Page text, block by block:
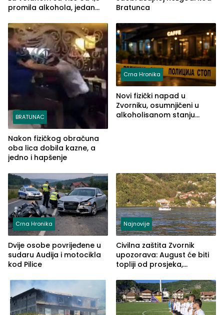
promila alkohola, jedan
Bratunca
BRATUNAC
Nakon fizičkog obračuna
oba lica dobila kazne, a
jedno i hapšenje
Crna Hronika
Novi fizički napad u
Zvorniku, osumnjičeni u
alkoholisanom stanju
Crna Hronika
Dvije osobe povrijeđene u
sudaru Audija i motocikla
kod Pilice
Najnovije
Civilna zaštita Zvornik
upozorava: August će biti
topliji od prosjeka,
nestašice vode